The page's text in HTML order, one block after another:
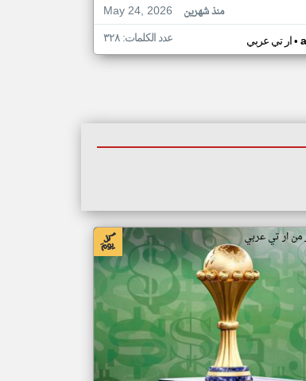
May 24, 2026
منذ شهرين
ار تي عربي• عدد الكلمات: ٣٢٨
من ار تي عربي